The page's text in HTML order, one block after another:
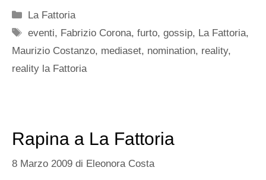
Categorie
La Fattoria
Tag
eventi, Fabrizio Corona,furto,gossip, La Fattoria,
Maurizio Costanzo, mediaset, nomination, reality,
reality la Fattoria
Rapina a La Fattoria
8 Marzo 2009 di Eleonora Costa